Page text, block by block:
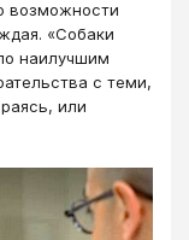
возможности
«Собаки
наилучшим
с теми,
или